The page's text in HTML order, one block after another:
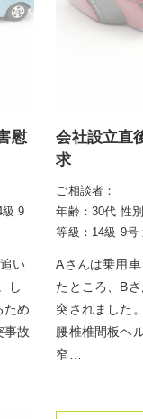
慰
級 9
い
し
ため
事故
会社設立直
求
ご相談者：
年齢：30代 性
等級：14級 9号
Aさんは乗用
たところ、B
突されました
腰椎椎間板ヘ
窄…